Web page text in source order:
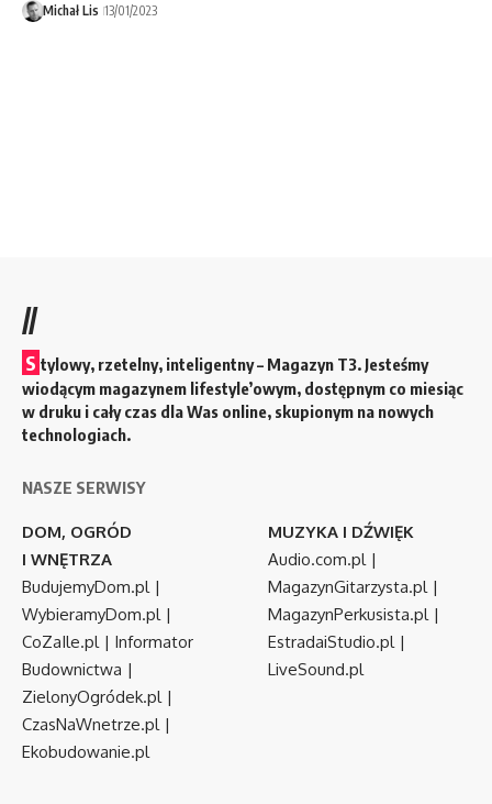
Michał Lis 13/01/2023
//
S tylowy, rzetelny, inteligentny – Magazyn T3. Jesteśmy
wiodącym magazynem lifestyle’owym, dostępnym co miesiąc
w druku i cały czas dla Was online, skupionym na nowych
technologiach.
NASZE SERWISY
DOM, OGRÓD
I WNĘTRZA
BudujemyDom.pl |
WybieramyDom.pl |
CoZaIle.pl | Informator
Budownictwa |
ZielonyOgródek.pl |
CzasNaWnetrze.pl |
Ekobudowanie.pl
MUZYKA I DŹWIĘK
Audio.com.pl |
MagazynGitarzysta.pl |
MagazynPerkusista.pl |
EstradaiStudio.pl |
LiveSound.pl